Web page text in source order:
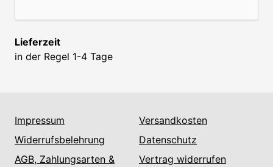
Lieferzeit
in der Regel 1-4 Tage
Impressum
Versandkosten
Widerrufsbelehrung
Datenschutz
AGB, Zahlungsarten &
Vertrag widerrufen